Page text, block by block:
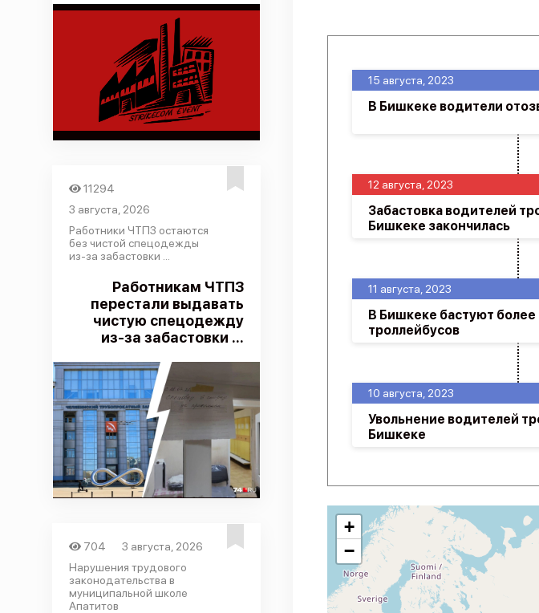
11294
3 августа, 2026
Работники ЧТПЗ остаются
без чистой спецодежды
из-за забастовки ...
Работникам ЧТПЗ
перестали выдавать
чистую спецодежду
из-за забастовки ...
704
3 августа, 2026
Нарушения трудового
законодательства в
муниципальной школе
Апатитов
10 августа, 2023
Увольнение водителей
Бишкеке
11 августа, 2023
В Бишкеке бастуют
троллейбусов
12 августа, 2023
Забастовка водителей
Бишкеке закончилась
15 августа, 2023
В Бишкеке водители
+
−